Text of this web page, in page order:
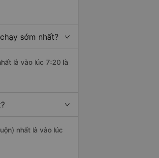
sớm nhất?
là vào lúc 7:20 là
nhất là vào lúc